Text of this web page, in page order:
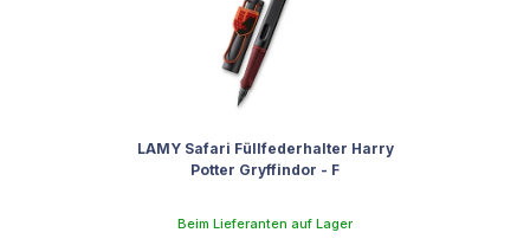
LAMY Safari Füllfederhalter Harry
Potter Gryffindor - F
Beim Lieferanten auf Lager